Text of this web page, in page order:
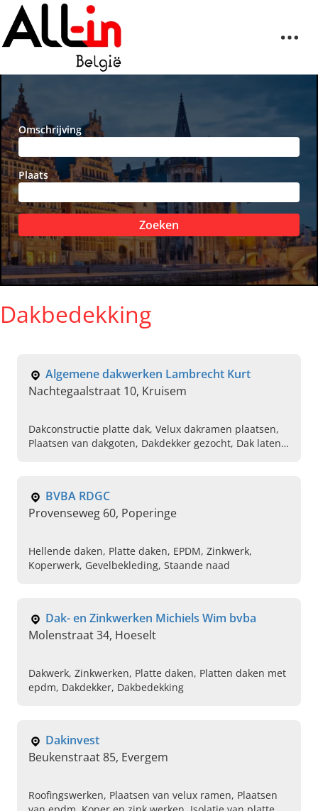
Omschrijving
Plaats
Zoeken
Dakbedekking
Algemene dakwerken Lambrecht Kurt
Nachtegaalstraat 10, Kruisem
Dakconstructie platte dak, Velux dakramen plaatsen,
Plaatsen van dakgoten, Dakdekker gezocht, Dak laten
BVBA RDGC
Provenseweg 60, Poperinge
Hellende daken, Platte daken, EPDM, Zinkwerk,
Koperwerk, Gevelbekleding, Staande naad
Dak- en Zinkwerken Michiels Wim bvba
Molenstraat 34, Hoeselt
Dakwerk, Zinkwerken, Platte daken, Platten daken met
epdm, Dakdekker, Dakbedekking
Dakinvest
Beukenstraat 85, Evergem
Roofingswerken, Plaatsen van velux ramen, Plaatsen